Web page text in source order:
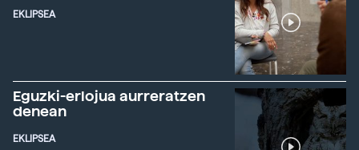
EKLIPSEA
Eguzki-erlojua aurreratzen
denean
EKLIPSEA